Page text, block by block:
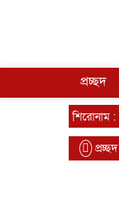
প্রচ্ছদ
শিরোনাম :
প্রচ্ছদ